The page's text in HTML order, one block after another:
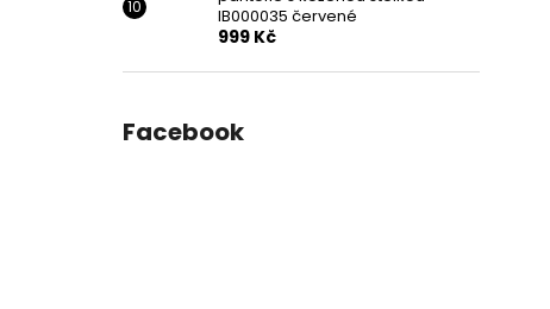
IB000035 červené
999 Kč
Facebook